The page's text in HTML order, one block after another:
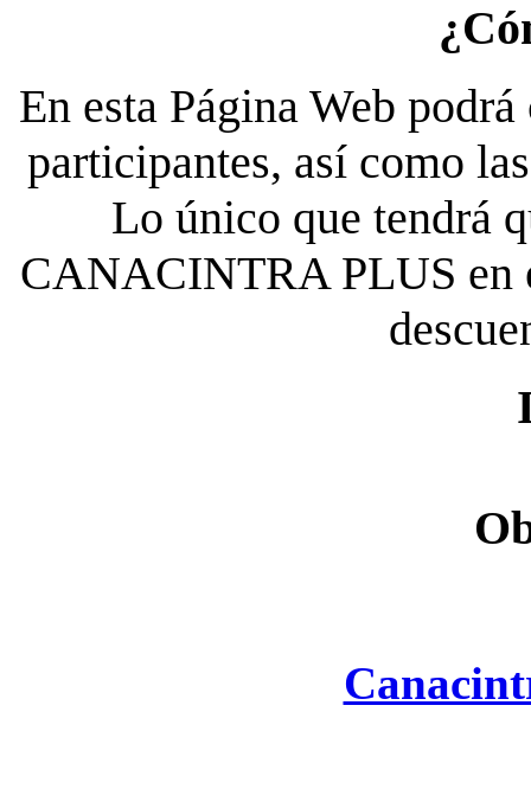
En esta Página Web
participantes, así como
Lo único que tendrá
CANACINTRA PLUS en